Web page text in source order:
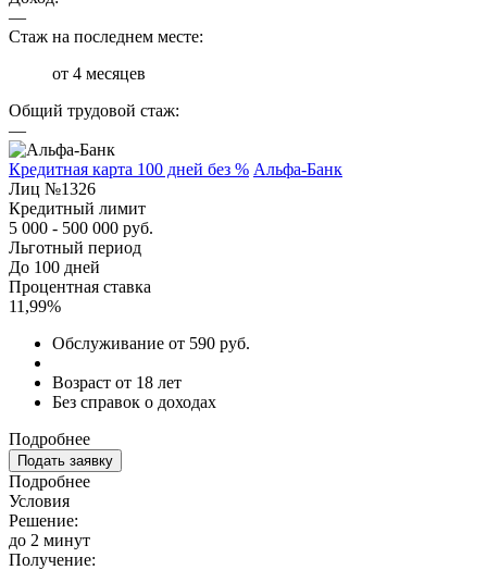
—
Стаж на последнем месте:
от 4 месяцев
Общий трудовой стаж:
—
Кредитная карта 100 дней без % Альфа-Банк
Лиц №1326
Кредитный лимит
5 000 - 500 000 руб.
Льготный период
До 100 дней
Процентная ставка
11,99%
Обслуживание от 590 руб.
Возраст от 18 лет
Без справок о доходах
Подробнее
Подать заявку
Подробнее
Условия
Решение:
до 2 минут
Получение: